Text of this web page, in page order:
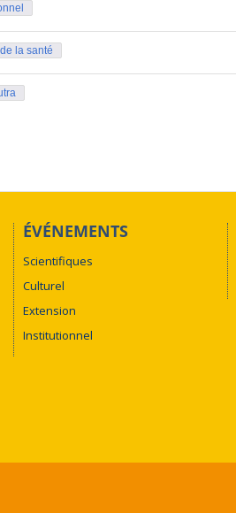
la santé
ÉVÉNEMENTS
Scientifiques
Culturel
Extension
Institutionnel